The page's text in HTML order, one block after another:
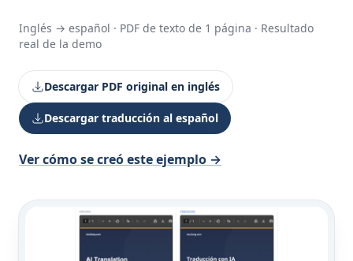
Inglés → español · PDF de texto de 1 página · Resultado
real de la demo
Descargar PDF original en inglés
Descargar traducción al español
Ver cómo se creó este ejemplo →